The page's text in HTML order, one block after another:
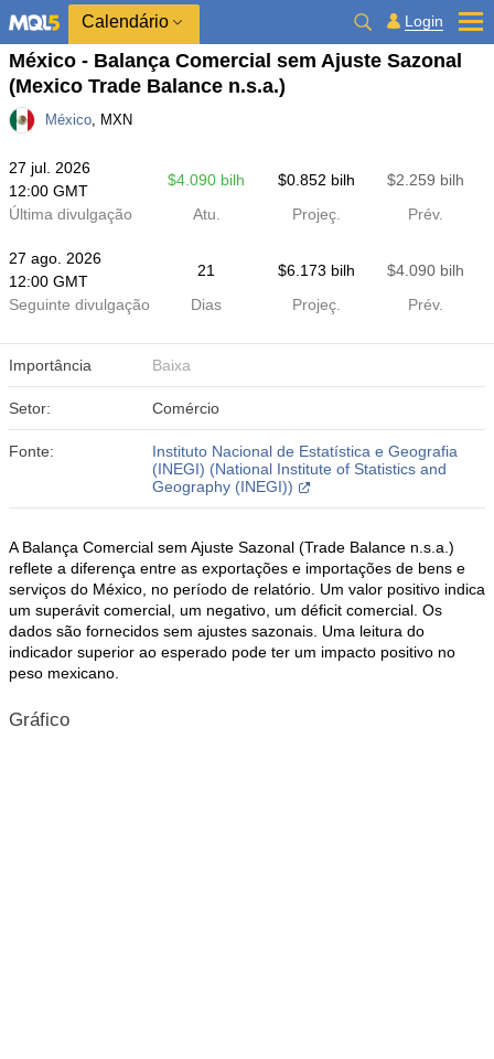
Calendário Login
México - Balança Comercial sem Ajuste Sazonal
(Mexico Trade Balance n.s.a.)
México, MXN
27 jul. 2026
12:00 GMT
$​4.090 bilh $​0.852 bilh
$​2.259 bilh
Última divulgação
Atu. Projeç. Prév.
27 ago. 2026
12:00 GMT
21 $​6.173 bilh
$​4.090 bilh
Seguinte divulgação
Dias Projeç. Prév.
Importância Baixa
Setor: Comércio
Fonte:
Instituto Nacional de Estatística e Geografia
(INEGI) (National Institute of Statistics and
Geography (INEGI))
A Balança Comercial sem Ajuste Sazonal (Trade Balance n.s.a.)
reflete a diferença entre as exportações e importações de bens e
serviços do México, no período de relatório. Um valor positivo indica
um superávit comercial, um negativo, um déficit comercial. Os
dados são fornecidos sem ajustes sazonais. Uma leitura do
indicador superior ao esperado pode ter um impacto positivo no
peso mexicano.
Gráfico